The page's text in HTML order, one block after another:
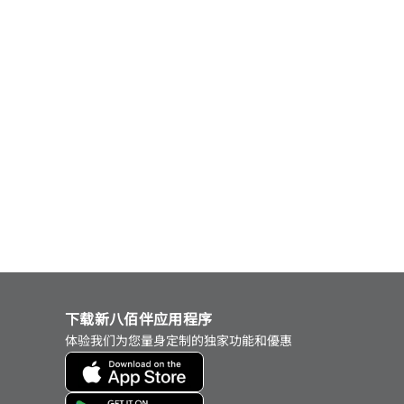
下载新八佰伴应用程序
体验我们为您量身定制的独家功能和優惠